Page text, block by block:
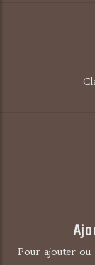
Pour ajouter